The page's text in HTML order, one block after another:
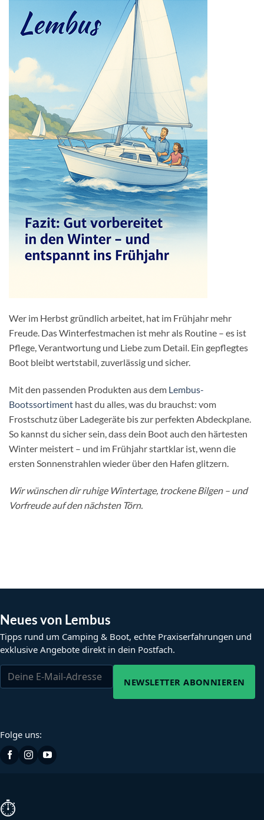
Wer im Herbst gründlich arbeitet, hat im Frühjahr mehr
Freude. Das Winterfestmachen ist mehr als Routine – es ist
Pflege, Verantwortung und Liebe zum Detail. Ein gepflegtes
Boot bleibt wertstabil, zuverlässig und sicher.
Mit den passenden Produkten aus dem Lembus-
Bootssortiment hast du alles, was du brauchst: vom
Frostschutz über Ladegeräte bis zur perfekten Abdeckplane.
So kannst du sicher sein, dass dein Boot auch den härtesten
Winter meistert – und im Frühjahr startklar ist, wenn die
ersten Sonnenstrahlen wieder über den Hafen glitzern.
Wir wünschen dir ruhige Wintertage, trockene Bilgen – und
Vorfreude auf den nächsten Törn.
Neues von Lembus
Tipps rund um Camping & Boot, echte Praxiserfahrungen und
exklusive Angebote direkt in dein Postfach.
NEWSLETTER ABONNIEREN
Folge uns:
⏱